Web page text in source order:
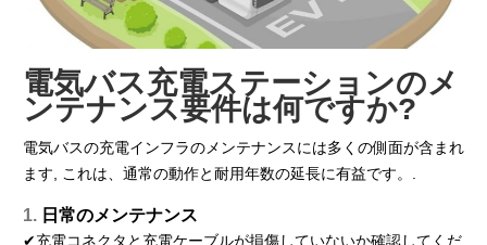
電気バス充電ステーションのメ
ンテナンス要件は何ですか?
電気バスの充電インフラのメンテナンスには多くの側面が含まれ
ます, これは、通常の動作と耐用年数の延長に有益です。.
1. 日常のメンテナンス
✔充電コネクタと充電ケーブルが損傷していないか確認してくだ